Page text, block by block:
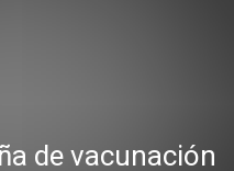
de vacunación